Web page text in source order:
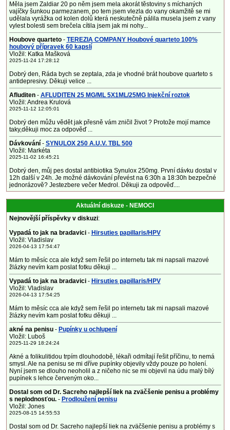
Měla jsem Zaldiar 20 po něm jsem mela akorát těstoviny s míchaných
vajíčky šunkou parmezanem, po tem jsem vlezla do vany okamžitě se mi
udělala vyrážka od kolen dolů která neskutečně pálila musela jsem z vany
vylest bolesti sem brečela cítila jsem jak mi nohy...
Houbove quarteto- TEREZIA COMPANY Houbové quarteto 100%
houbový přípravek 60 kapslí
Vložil: Katka Mašková
2025-11-24 17:28:12
Dobrý den, Ráda bych se zeptala, zda je vhodné brát houbove quarteto s
antidepresivy. Děkuji velice ...
Afluditen- AFLUDITEN 25 MG/ML 5X1ML/25MG Injekční roztok
Vložil: Andrea Krulová
2025-11-12 12:05:01
Dobrý den můžu vědět jak přesně vám zničil život ? Protože mojí mamce
taky,děkuji moc za odpověď ...
Dávkování - SYNULOX 250 A.U.V. TBL 500
Vložil: Markéta
2025-11-02 16:45:21
Dobrý den, můj pes dostal antibiotika Synulox 250mg. První dávku dostal v
12h další v 24h. Je možné dávkování převést na 6:30h a 18:30h bezpečné
jednorázově? Jestezbere večer Medrol. Děkuji za odpověď....
Aktuální diskuze - NEMOCI
Nejnovější příspěvky v diskuzi:
Vypadá to jak na bradavici - Hirsuties papillaris/HPV
Vložil: Vladislav
2026-04-13 17:54:47
Mám to měsíc cca ale když sem řešil po internetu tak mi napsali mazové
žlázky nevím kam poslat fotku děkuji ...
Vypadá to jak na bradavici - Hirsuties papillaris/HPV
Vložil: Vladislav
2026-04-13 17:54:25
Mám to měsíc cca ale když sem řešil po internetu tak mi napsali mazové
žlázky nevím kam poslat fotku děkuji ...
akné na penisu- Pupínky u ochlupení
Vložil: Luboš
2025-11-29 18:24:24
Akné a folikulitidou trpím dlouhodobě, lékaři odmítají řešit příčinu, to nemá
smysl. Ale na penisu se mi dříve pupínky objevily vždy pouze po holení.
Nyní jsem se dlouho neoholil a z ničeho nic se mi objevil na údu malý bílý
pupínek s lehce červeným oko...
Dostal som od Dr. Sacreho najlepší liek na zväčšenie penisu a problémy
s neplodnosťou.- Prodloužení penisu
Vložil: Jones
2025-08-15 14:55:53
Dostal som od Dr. Sacreho najlepší liek na zväčšenie penisu a problémy s